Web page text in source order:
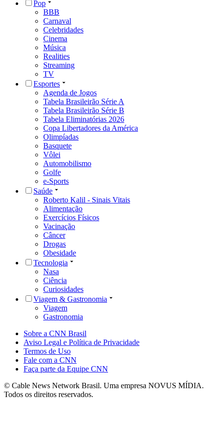
Pop
BBB
Carnaval
Celebridades
Cinema
Música
Realities
Streaming
TV
Esportes
Agenda de Jogos
Tabela Brasileirão Série A
Tabela Brasileirão Série B
Tabela Eliminatórias 2026
Copa Libertadores da América
Olimpíadas
Basquete
Vôlei
Automobilismo
Golfe
e-Sports
Saúde
Roberto Kalil - Sinais Vitais
Alimentação
Exercícios Físicos
Vacinação
Câncer
Drogas
Obesidade
Tecnologia
Nasa
Ciência
Curiosidades
Viagem & Gastronomia
Viagem
Gastronomia
Sobre a CNN Brasil
Aviso Legal e Política de Privacidade
Termos de Uso
Fale com a CNN
Faça parte da Equipe CNN
© Cable News Network Brasil. Uma empresa NOVUS MÍDIA.
Todos os direitos reservados.